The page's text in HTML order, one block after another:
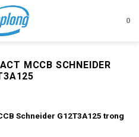
0
MCCB SCHNEIDER
Schneider G12T3A125 trong